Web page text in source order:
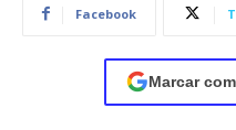
Facebook
Marcar